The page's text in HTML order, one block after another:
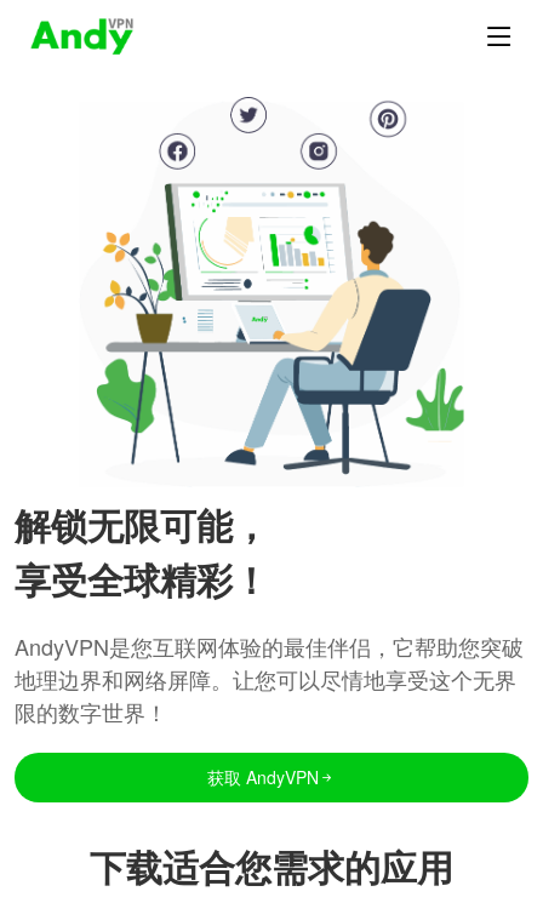
解锁无限可能，
享受全球精彩！
AndyVPN是您互联网体验的最佳伴侣，它帮助您突破
地理边界和网络屏障。让您可以尽情地享受这个无界
限的数字世界！
获取 AndyVPN
下载适合您需求的应用